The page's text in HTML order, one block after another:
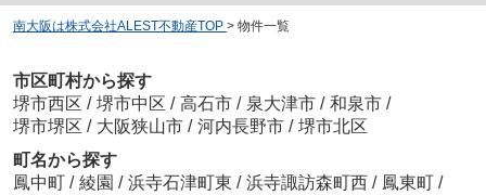
南大阪は株式会社ALEST不動産TOP > 物件一覧
市区町村から探す
堺市西区 / 堺市中区 / 高石市 / 泉大津市 / 和泉市 /
堺市堺区 / 大阪狭山市 / 河内長野市 / 堺市北区
町名から探す
鳳中町 / 綾園 / 浜寺石津町東 / 浜寺諏訪森町西 / 鳳東町 /